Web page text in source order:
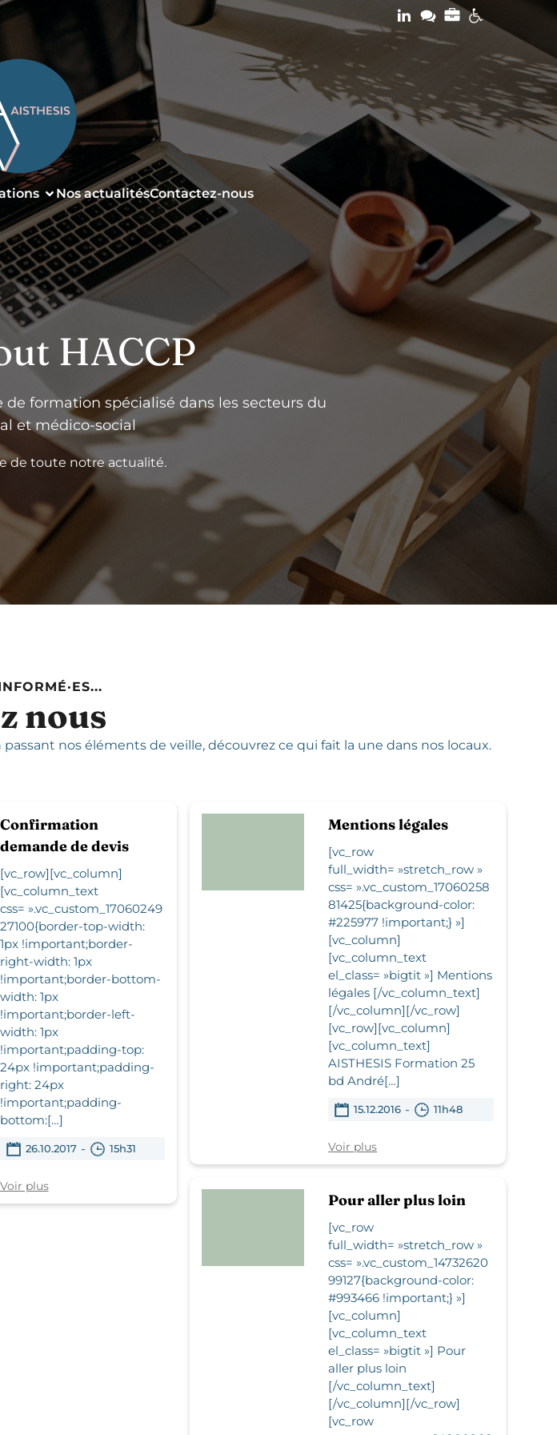
Nos actualitésContactez-nous
HACCP
formation spécialisé dans les secteurs du
et médico-social
de toute notre actualité.
nous
nos éléments de veille, découvrez ce qui fait la une dans nos locaux.
Confirmation
demande de devis
[vc_row][vc_column]
[vc_column_text
css= ».vc_custom_17060249
27100{border-top-width:
1px !important;border-
right-width: 1px
!important;border-bottom-
width: 1px
!important;border-left-
width: 1px
!important;padding-top:
24px !important;padding-
right: 24px
!important;padding-
bottom:[…]
26.10.2017 - 15h31
Voir plus
Mentions légales
[vc_row
full_width= »stretch_row »
css= ».vc_custom_17060258
81425{background-color:
#225977 !important;} »]
[vc_column]
[vc_column_text
el_class= »bigtit »] Mentions
légales [/vc_column_text]
[/vc_column][/vc_row]
[vc_row][vc_column]
[vc_column_text]
AISTHESIS Formation 25
bd André[…]
15.12.2016 - 11h48
Voir plus
Pour aller plus loin
[vc_row
full_width= »stretch_row »
css= ».vc_custom_14732620
99127{background-color:
#993466 !important;} »]
[vc_column]
[vc_column_text
el_class= »bigtit »] Pour
aller plus loin
[/vc_column_text]
[/vc_column][/vc_row]
[vc_row